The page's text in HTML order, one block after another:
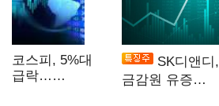
코스피, 5%대
급락…
SK디앤디,
금감원 유증